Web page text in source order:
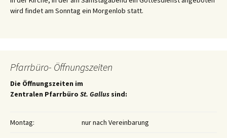
wird findet am Sonntag ein Morgenlob statt.
Pfarrbüro- Öffnungszeiten
Die Öffnungszeiten im
Zentralen Pfarrbüro St. Gallus sind:
Montag: nur nach Vereinbarung